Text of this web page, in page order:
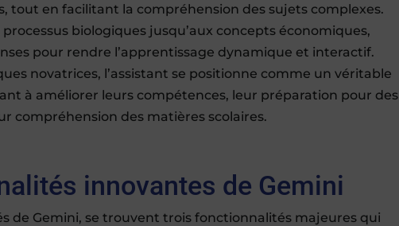
tout en facilitant la compréhension des sujets complexes.
processus biologiques jusqu’aux concepts économiques,
pour rendre l’apprentissage dynamique et interactif.
novatrices, l’assistant se positionne comme un véritable
à améliorer leurs compétences, leur préparation pour des
compréhension des matières scolaires.
innovantes de Gemini
de Gemini, se trouvent trois fonctionnalités majeures qui